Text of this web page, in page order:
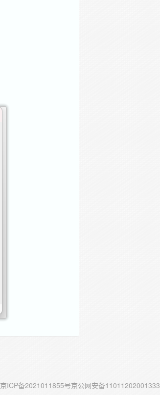
京ICP备2021011855号京公网安备11011202001333